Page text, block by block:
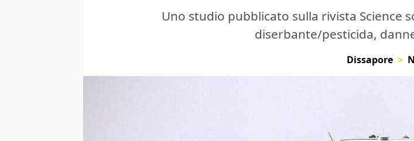
Uno studio pubblicato sulla rivista Science
diserbante/pesticida,
Dissapore